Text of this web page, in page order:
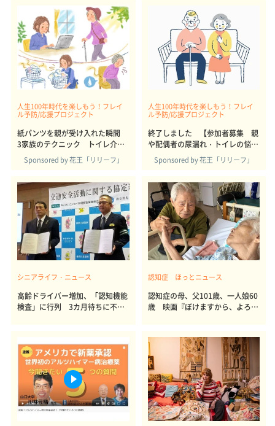
生活も楽しむ」欲張り世代【イン
サイト調査・50代の特徴編】
人生100年時代を楽しもう！フレイ
ル予防/応援プロジェクト
紙パンツを親が受け入れた瞬間
3家族のテクニック トイレ介
助・洗濯のストレスから子世代も
解放
Sponsored by 花王「リリーフ」
人生100年時代を楽しもう！フレイ
ル予防/応援プロジェクト
終了しました 【参加者募集 親
や配偶者の尿漏れ・トイレの悩み
解決に関する意識調査】
Sponsored by 花王「リリーフ」
シニアライフ・ニュース
高齢ドライバー増加、「認知機能
検査」に行列 3カ月待ちに不安
認知症 ほっとニュース
認知症の母、父101歳、一人娘60
歳 映画『ぼけますから、よろし